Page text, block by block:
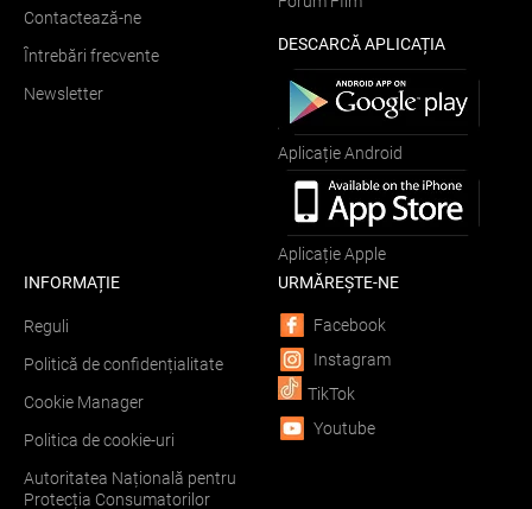
Contactează-ne
Întrebări frecvente
Newsletter
DESCARCĂ APLICAȚIA
Aplicație Android
Aplicație Apple
INFORMAȚIE
Reguli
Politică de confidențialitate
Cookie Manager
Politica de cookie-uri
Autoritatea Națională pentru
Protecția Consumatorilor
URMĂREȘTE-NE
Facebook
Instagram
TikTok
Youtube